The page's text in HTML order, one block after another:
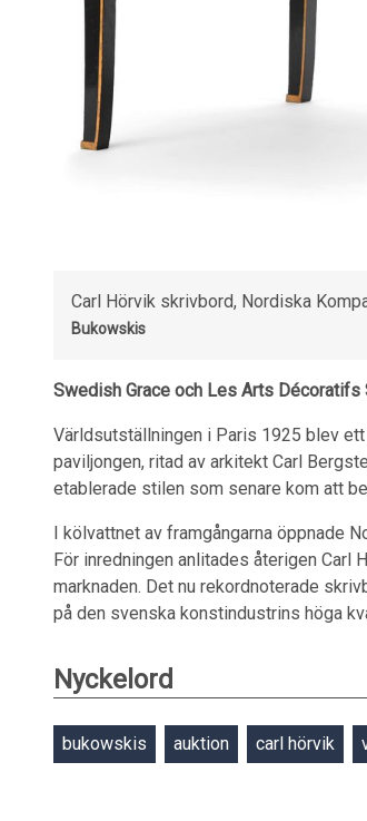
Carl Hörvik skrivbord, Nordiska
Bukowskis
Swedish Grace och Les Arts Décoratifs
Världsutställningen i Paris 1925 blev
paviljongen, ritad av arkitekt Carl
etablerade stilen som senare kom att
I kölvattnet av framgångarna öppnade
För inredningen anlitades återigen Carl
marknaden. Det nu rekordnoterade
på den svenska konstindustrins höga
Nyckelord
bukowskis auktion carl hörvik